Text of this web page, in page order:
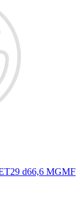
d66,6 MGMF